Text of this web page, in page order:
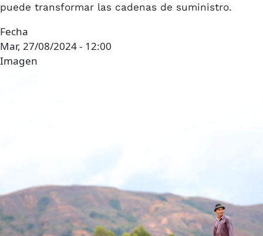
puede transformar las cadenas de suministro.
Fecha
Mar, 27/08/2024 - 12:00
Imagen